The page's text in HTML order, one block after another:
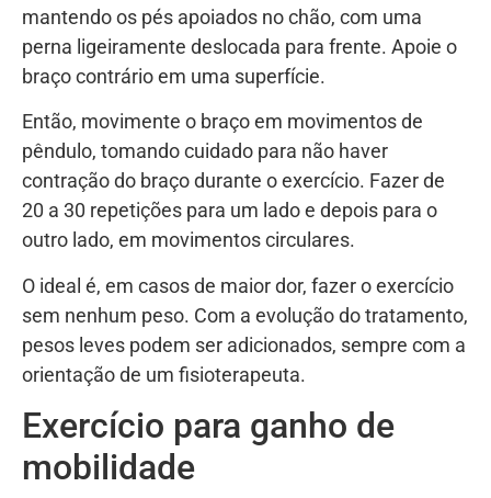
mantendo os pés apoiados no chão, com uma
perna ligeiramente deslocada para frente. Apoie o
braço contrário em uma superfície.
Então, movimente o braço em movimentos de
pêndulo, tomando cuidado para não haver
contração do braço durante o exercício. Fazer de
20 a 30 repetições para um lado e depois para o
outro lado, em movimentos circulares.
O ideal é, em casos de maior dor, fazer o exercício
sem nenhum peso. Com a evolução do tratamento,
pesos leves podem ser adicionados, sempre com a
orientação de um fisioterapeuta.
Exercício para ganho de
mobilidade